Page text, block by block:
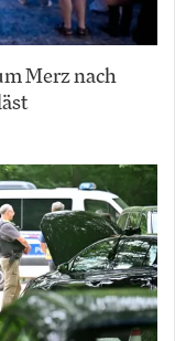
Merz nach